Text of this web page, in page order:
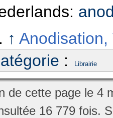
↑ Anodisation,
: Librairie
de cette page le 4
16 779 fois.